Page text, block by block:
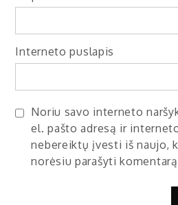
Interneto puslapis
Noriu savo interneto
el. pašto adresą ir
nebereiktų įvesti iš naujo,
norėsiu parašyti